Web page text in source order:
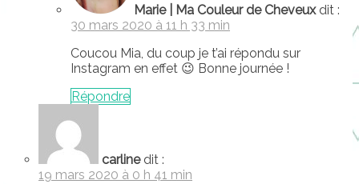
Marie | Ma Couleur de Cheveux dit :
30 mars 2020 à 11 h 33 min
Coucou Mia, du coup je t’ai répondu sur
Instagram en effet 😉 Bonne journée !
Répondre
carline dit :
19 mars 2020 à 0 h 41 min